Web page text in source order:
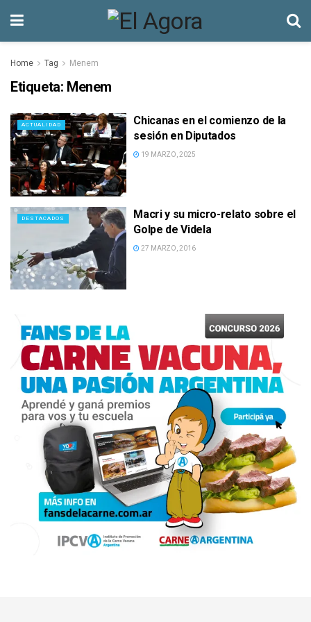
Home Tag Menem
Etiqueta: Menem
ACTUALIDAD
Chicanas en el comienzo de la
sesión en Diputados
19 MARZO, 2025
DESTACADOS
Macri y su micro-relato sobre el
Golpe de Videla
27 MARZO, 2016